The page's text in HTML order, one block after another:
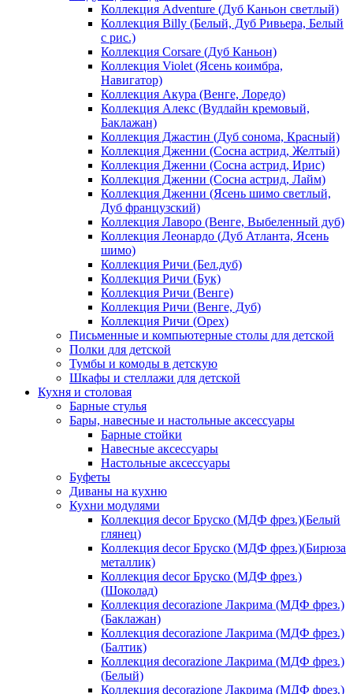
Коллекция Adventure (Дуб Каньон светлый)
Коллекция Billy (Белый, Дуб Ривьера, Белый
с рис.)
Коллекция Corsare (Дуб Каньон)
Коллекция Violet (Ясень коимбра,
Навигатор)
Коллекция Акура (Венге, Лоредо)
Коллекция Алекс (Вудлайн кремовый,
Баклажан)
Коллекция Джастин (Дуб сонома, Красный)
Коллекция Дженни (Cосна астрид, Желтый)
Коллекция Дженни (Cосна астрид, Ирис)
Коллекция Дженни (Cосна астрид, Лайм)
Коллекция Дженни (Ясень шимо светлый,
Дуб французский)
Коллекция Лаворо (Венге, Выбеленный дуб)
Коллекция Леонардо (Дуб Атланта, Ясень
шимо)
Коллекция Ричи (Бел.дуб)
Коллекция Ричи (Бук)
Коллекция Ричи (Венге)
Коллекция Ричи (Венге, Дуб)
Коллекция Ричи (Орех)
Письменные и компьютерные столы для детской
Полки для детской
Тумбы и комоды в детскую
Шкафы и стеллажи для детской
Кухня и столовая
Барные стулья
Бары, навесные и настольные аксессуары
Барные стойки
Навесные аксессуары
Настольные аксессуары
Буфеты
Диваны на кухню
Кухни модулями
Коллекция decor Бруско (МДФ фрез.)(Белый
глянец)
Коллекция decor Бруско (МДФ фрез.)(Бирюза
металлик)
Коллекция decor Бруско (МДФ фрез.)
(Шоколад)
Коллекция decorazione Лакрима (МДФ фрез.)
(Баклажан)
Коллекция decorazione Лакрима (МДФ фрез.)
(Балтик)
Коллекция decorazione Лакрима (МДФ фрез.)
(Белый)
Коллекция decorazione Лакрима (МДФ фрез.)